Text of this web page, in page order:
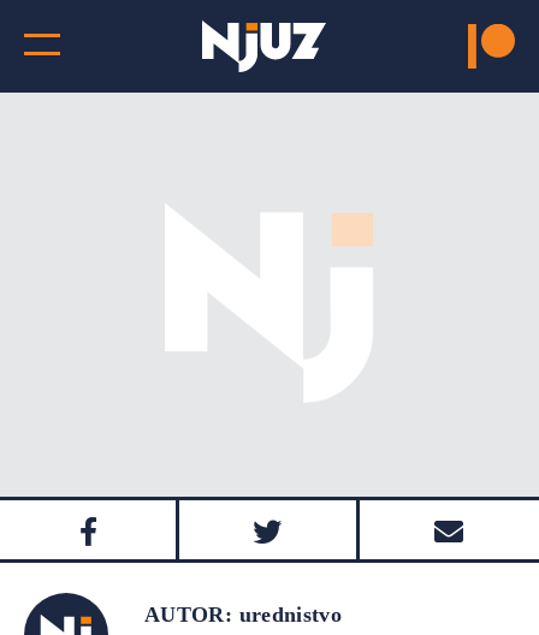
AUTOR: urednistvo